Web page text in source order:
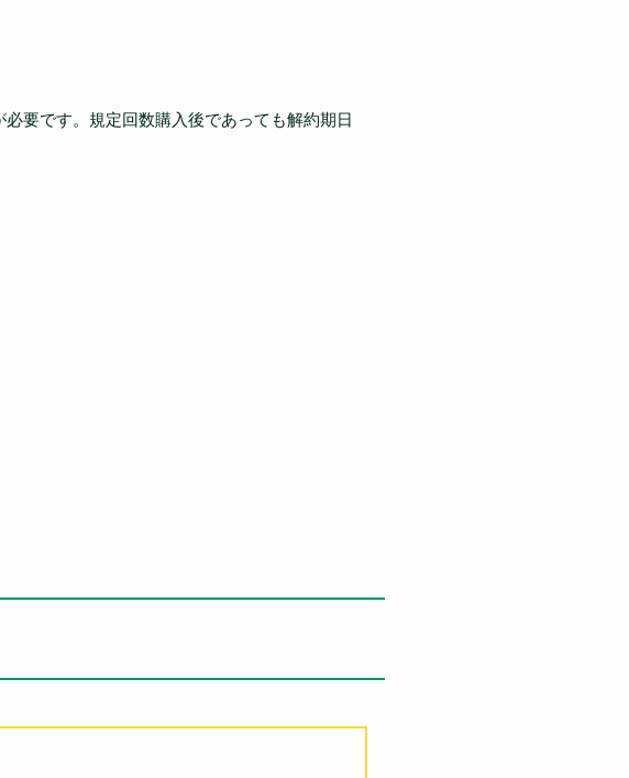
要です。規定回数購入後であっても解約期日